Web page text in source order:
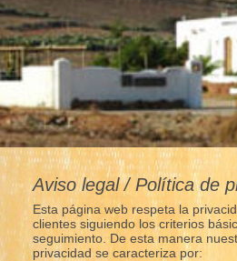
Aviso legal / Política de
Esta página web respeta la
clientes siguiendo los criterios
seguimiento. De esta manera
privacidad se caracteriza por: